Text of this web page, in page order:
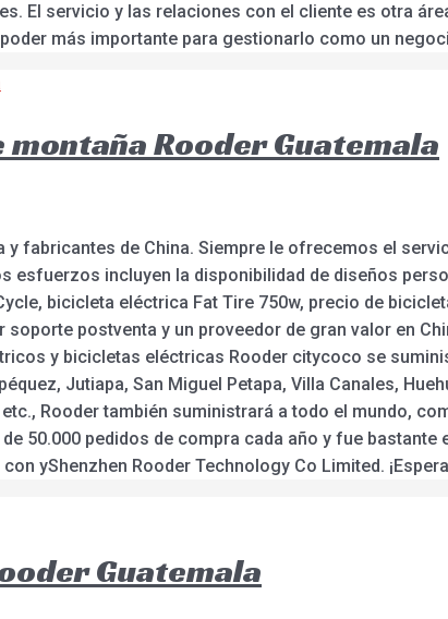
El servicio y las relaciones con el cliente es otra
más importante para gestionarlo como un
Rooder Guatemala
fabricantes de China. Siempre le ofrecemos el
incluyen la disponibilidad de diseños
bicicleta eléctrica Fat Tire 750w, precio de
postventa y un proveedor de gran valor en
y bicicletas eléctricas Rooder citycoco se
Jutiapa, San Miguel Petapa, Villa Canales,
Rooder también suministrará a todo el mundo,
50.000 pedidos de compra cada año y fue
yShenzhen Rooder Technology Co Limited.
Guatemala